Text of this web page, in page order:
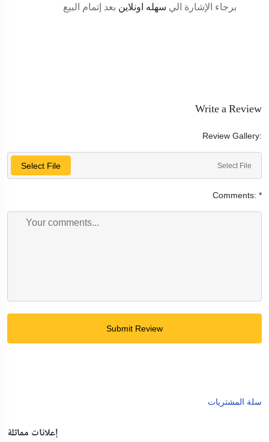
برجاء الإشارة الي سهله اونلاين بعد إتمام البيع
Write a Review
Review Gallery:
Select File Select File
Comments: *
Submit Review
سلة المشتريات
إعلانات مماثلة